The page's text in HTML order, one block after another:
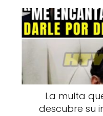
La multa
descubre su